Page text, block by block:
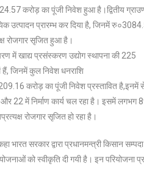
करोड़ का पूंजी निवेश हुआ है।द्वितीय
उत्पादन प्रारम्भ कर दिया है, जिनमें
रोजगार सृजित हुआ है।
में खाद्य प्रसंस्करण उद्योग स्थापना की 225
हैं, जिनमें कुल निवेश धनराशि
करोड़ का पूंजी निवेश प्रस्तावित है,इनमें
22 में निर्माण कार्य चल रहा है। इसमें लगभग
रोजगार सृजित हो रहा है।
भारत सरकार द्वारा प्रधानमन्त्री किसान
को स्वीकृति दी गयी है। इन परियोजना